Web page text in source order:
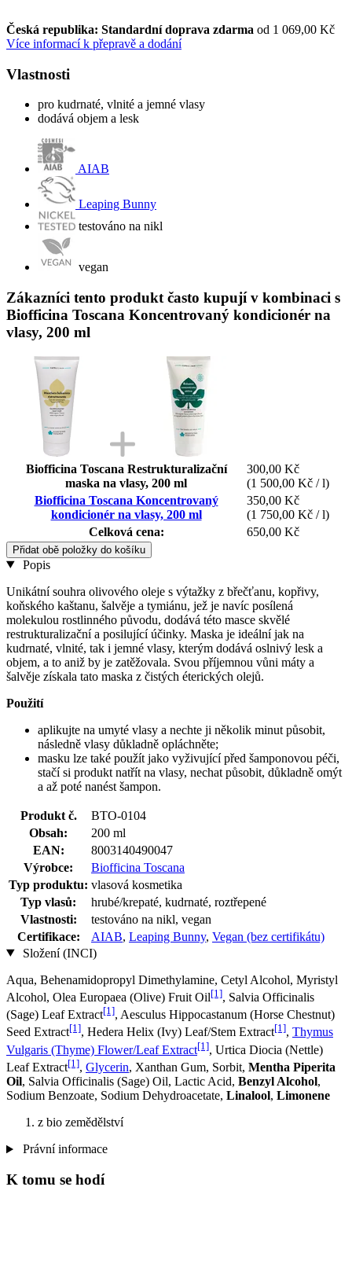
Česká republika: Standardní doprava zdarma od 1 069,00 Kč
Více informací k přepravě a dodání
Vlastnosti
pro kudrnaté, vlnité a jemné vlasy
dodává objem a lesk
AIAB
Leaping Bunny
testováno na nikl
vegan
Zákazníci tento produkt často kupují v kombinaci s
Biofficina Toscana Koncentrovaný kondicionér na
vlasy, 200 ml
Biofficina Toscana Restrukturalizační
maska na vlasy, 200 ml
300,00 Kč
(1 500,00 Kč / l)
Biofficina Toscana Koncentrovaný
kondicionér na vlasy, 200 ml
350,00 Kč
(1 750,00 Kč / l)
Celková cena:
650,00 Kč
Přidat obě položky do košíku
Popis
Unikátní souhra olivového oleje s výtažky z břečťanu, kopřivy,
koňského kaštanu, šalvěje a tymiánu, jež je navíc posílená
molekulou rostlinného původu, dodává této masce skvělé
restrukturalizační a posilující účinky. Maska je ideální jak na
kudrnaté, vlnité, tak i jemné vlasy, kterým dodává oslnivý lesk a
objem, a to aniž by je zatěžovala. Svou příjemnou vůni máty a
šalvěje získala tato maska z čistých éterických olejů.
Použití
aplikujte na umyté vlasy a nechte ji několik minut působit,
následně vlasy důkladně opláchněte;
masku lze také použít jako vyživující před šamponovou péči,
stačí si produkt natřít na vlasy, nechat působit, důkladně omýt
a až poté nanést šampon.
Produkt č.
BTO-0104
Obsah:
200 ml
EAN:
8003140490047
Výrobce:
Biofficina Toscana
Typ produktu: vlasová kosmetika
Typ vlasů:
hrubé/krepaté, kudrnaté, roztřepené
Vlastnosti:
testováno na nikl, vegan
Certifikace:
AIAB, Leaping Bunny, Vegan (bez certifikátu)
Složení (INCI)
Aqua, Behenamidopropyl Dimethylamine, Cetyl Alcohol, Myristyl
Alcohol, Olea Europaea (Olive) Fruit Oil[1], Salvia Officinalis
(Sage) Leaf Extract[1], Aesculus Hippocastanum (Horse Chestnut)
Seed Extract[1], Hedera Helix (Ivy) Leaf/Stem Extract[1], Thymus
Vulgaris (Thyme) Flower/Leaf Extract[1], Urtica Diocia (Nettle)
Leaf Extract[1], Glycerin, Xanthan Gum, Sorbit, Mentha Piperita
Oil, Salvia Officinalis (Sage) Oil, Lactic Acid, Benzyl Alcohol,
Sodium Benzoate, Sodium Dehydroacetate, Linalool, Limonene
z bio zemědělství
Právní informace
K tomu se hodí